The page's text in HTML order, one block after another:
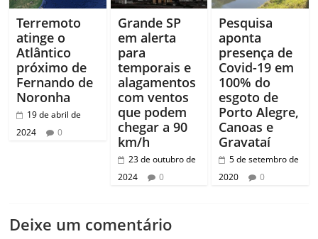
Terremoto
atinge o
Atlântico
próximo de
Fernando de
Noronha
19 de abril de
2024
0
Grande SP
em alerta
para
temporais e
alagamentos
com ventos
que podem
chegar a 90
km/h
23 de outubro de
2024
0
Pesquisa
aponta
presença de
Covid-19 em
100% do
esgoto de
Porto Alegre,
Canoas e
Gravataí
5 de setembro de
2020
0
Deixe um comentário